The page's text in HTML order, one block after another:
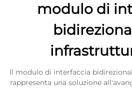
modulo di
Il modulo di interfaccia
rappresenta una soluzione